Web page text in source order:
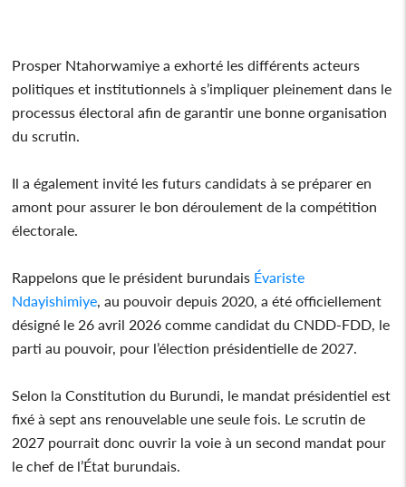
Prosper Ntahorwamiye a exhorté les différents acteurs
politiques et institutionnels à s’impliquer pleinement dans le
processus électoral afin de garantir une bonne organisation
du scrutin.
Il a également invité les futurs candidats à se préparer en
amont pour assurer le bon déroulement de la compétition
électorale.
Rappelons que le président burundais Évariste
Ndayishimiye, au pouvoir depuis 2020, a été officiellement
désigné le 26 avril 2026 comme candidat du CNDD-FDD, le
parti au pouvoir, pour l’élection présidentielle de 2027.
Selon la Constitution du Burundi, le mandat présidentiel est
fixé à sept ans renouvelable une seule fois. Le scrutin de
2027 pourrait donc ouvrir la voie à un second mandat pour
le chef de l’État burundais.